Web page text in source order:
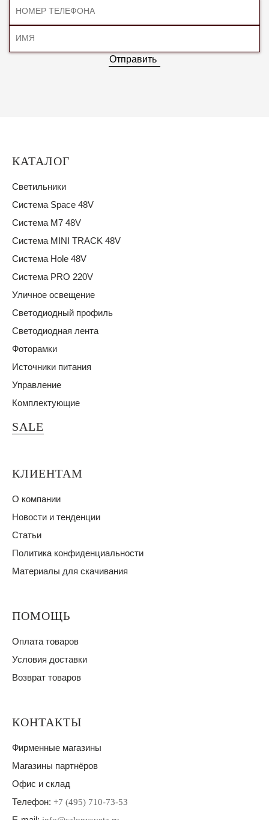
Отправить
КАТАЛОГ
Светильники
Система Space 48V
Система M7 48V
Система MINI TRACK 48V
Система Hole 48V
Система PRO 220V
Уличное освещение
Светодиодный профиль
Светодиодная лента
Фоторамки
Источники питания
Управление
Комплектующие
SALE
КЛИЕНТАМ
О компании
Новости и тенденции
Статьи
Политика конфиденциальности
Материалы для скачивания
ПОМОЩЬ
Оплата товаров
Условия доставки
Возврат товаров
КОНТАКТЫ
Фирменные магазины
Магазины партнёров
Офис и склад
Телефон: +7 (495) 710-73-53